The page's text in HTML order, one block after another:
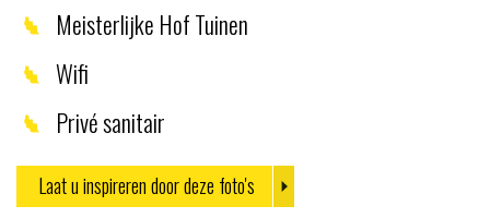
Meisterlijke Hof Tuinen
Wifi
Privé sanitair
Laat u inspireren door deze foto's